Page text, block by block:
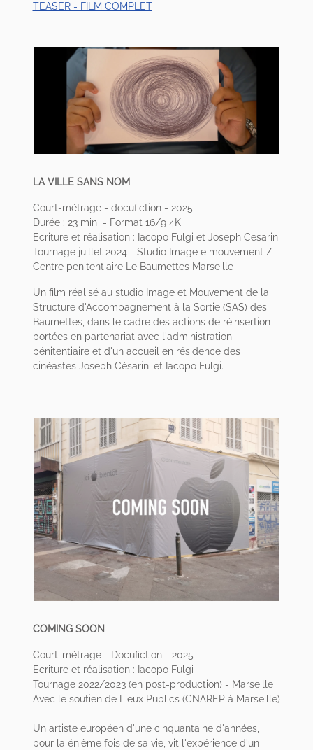
TEASER - FILM COMPLET
LA VILLE SANS NOM
Court-métrage - docufiction - 2025
Durée : 23 min - Format 16/9 4K
Ecriture et réalisation : Iacopo Fulgi et Joseph Cesarini
Tournage juillet 2024 - Studio Image e mouvement /
Centre penitentiaire Le Baumettes Marseille
Un film réalisé au studio Image et Mouvement de la
Structure d'Accompagnement à la Sortie (SAS) des
Baumettes, dans le cadre des actions de réinsertion
portées en partenariat avec l'administration
pénitentiaire et d'un accueil en résidence des
cinéastes Joseph Césarini et Iacopo Fulgi.
COMING SOON
Court-métrage - Docufiction - 2025
Ecriture et réalisation : Iacopo Fulgi
Tournage 2022/2023 (en post-production) - Marseille
Avec le soutien de Lieux Publics (CNAREP à Marseille)
Un artiste européen d'une cinquantaine d'années,
pour la énième fois de sa vie, vit l'expérience d'un